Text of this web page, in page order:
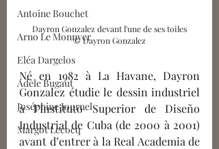
Antoine Bouchet
Arno Le Monnyer
Eléa Dargelos
Adèle Bugaut
Joséphine Journel
Margot Lecocq
Dayron Gonzalez devant l'une de ses toiles
© Dayron Gonzalez
Né en 1982 à La Havane, Dayron
Gonzalez étudie le dessin industriel
à l’Instituto Superior de Diseño
Industrial de Cuba
avant d’entrer à la Real Academia de